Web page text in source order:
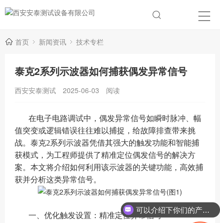
首页 新闻资讯 技术专栏
泰克2系列示波器如何捕获偶发异常信号
西安安泰测试 2025-06-03 阅读
在电子电路调试中，偶发异常信号如瞬时脉冲、幅
值突变或逻辑错误往往难以捕捉，给故障排查带来挑
战。泰克2系列示波器凭借其强大的触发功能和智能捕
获模式，为工程师提供了精准定位偶发信号的解决方
案。本文将介绍如何利用该示波器的关键功能，高效捕
获并分析这类异常信号。
一、优化触发设置：精准定位异常信号
可以介绍下你们的产品么？